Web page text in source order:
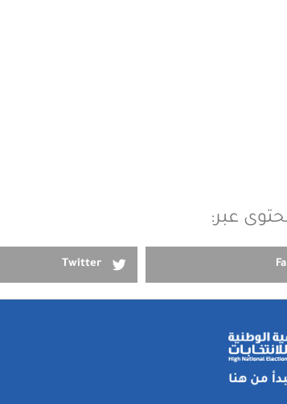
عبر:
Twitter